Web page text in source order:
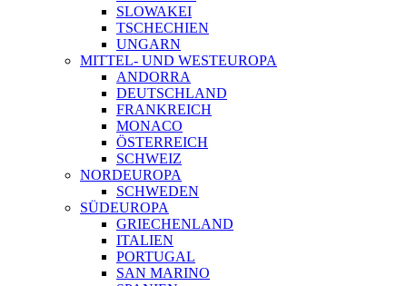
SLOWAKEI
TSCHECHIEN
UNGARN
MITTEL- UND WESTEUROPA
ANDORRA
DEUTSCHLAND
FRANKREICH
MONACO
ÖSTERREICH
SCHWEIZ
NORDEUROPA
SCHWEDEN
SÜDEUROPA
GRIECHENLAND
ITALIEN
PORTUGAL
SAN MARINO